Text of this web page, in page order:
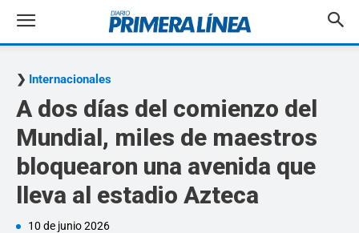
Internacionales
A dos días del comienzo del
Mundial, miles de maestros
bloquearon una avenida que
lleva al estadio Azteca
10 de junio 2026